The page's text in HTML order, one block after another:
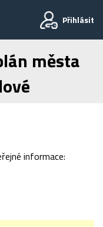
Přihlásit
města
informace: